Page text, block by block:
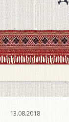
13.08.2018